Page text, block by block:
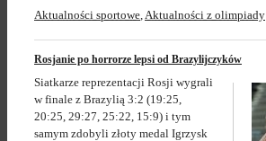
Aktualności sportowe,Aktualności z olimpiady
Rosjanie po horrorze lepsi od Brazylijczyków
Siatkarze reprezentacji Rosji wygrali
w finale z Brazylią 3:2 (19:25,
20:25, 29:27, 25:22, 15:9) i tym
samym zdobyli złoty medal Igrzysk